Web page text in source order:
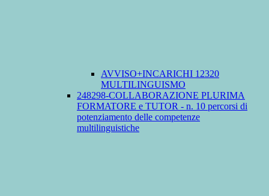
AVVISO+INCARICHI 12320
MULTILINGUISMO
248298-COLLABORAZIONE PLURIMA
FORMATORE e TUTOR - n. 10 percorsi di
potenziamento delle competenze
multilinguistiche